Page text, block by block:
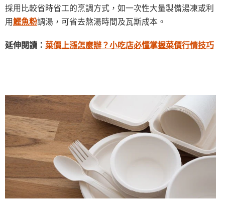
採用比較省時省工的烹調方式，如一次性大量製備湯凍或利
用鰹魚粉調湯，可省去熬湯時間及瓦斯成本。
延伸閱讀： 菜價上漲怎麼辦？小吃店必懂掌握菜價行情技巧